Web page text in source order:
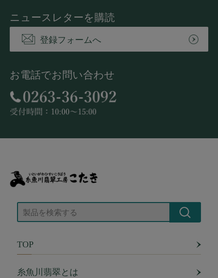
ニュースレターを購読
登録フォームへ
お電話でお問い合わせ
TOP
糸魚川翡翠とは